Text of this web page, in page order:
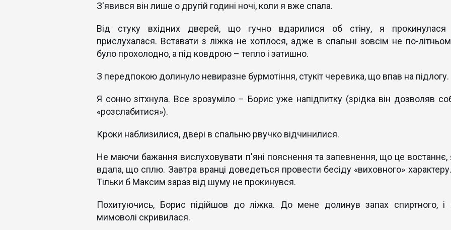
З'явився він лише о другій годині ночі, коли я вже спала.
Від стуку вхідних дверей, що гучно вдарилися об стіну, я прокинулася
прислухалася. Вставати з ліжка не хотілося, адже в спальні зовсім не по-
було прохолодно, а під ковдрою – тепло і затишно.
З передпокою долинуло невиразне бурмотіння, стукіт черевика, що впав на підлогу.
Я сонно зітхнула. Все зрозуміло – Борис уже напідпитку (зрідка він дозволяв
«розслабитися»).
Кроки наблизилися, двері в спальню рвучко відчинилися.
Не маючи бажання вислуховувати п'яні пояснення та запевнення, що це востаннє,
вдала, що сплю. Завтра вранці доведеться провести бесіду «виховного»
Тільки б Максим зараз від шуму не прокинувся.
Похитуючись, Борис підійшов до ліжка. До мене долинув запах спиртного, і
мимоволі скривилася.